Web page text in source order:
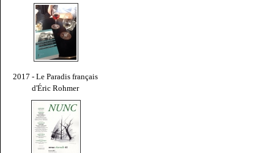
2017 - Le Paradis français
d'Éric Rohmer